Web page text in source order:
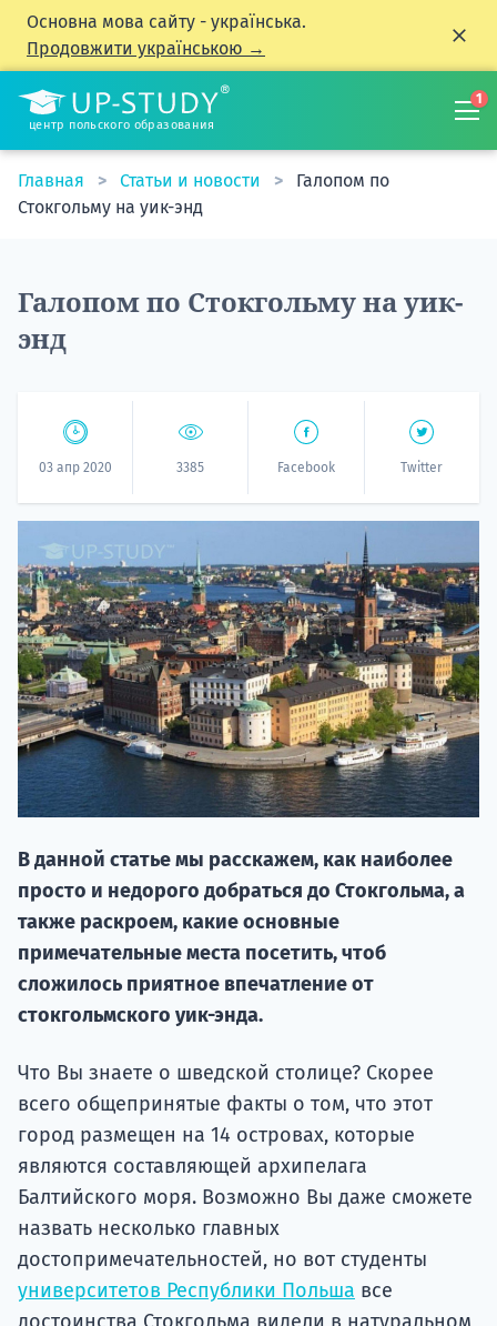
Основна мова сайту - українська.
Продовжити українською →
центр польского образования
1
Главная Статьи и новости
Галопом по
Стокгольму на уик-энд
Галопом по Стокгольму на уик-
энд
03 апр 2020 3385 Facebook Twitter
В данной статье мы расскажем, как наиболее
просто и недорого добраться до Стокгольма, а
также раскроем, какие основные
примечательные места посетить, чтоб
сложилось приятное впечатление от
стокгольмского уик-энда.
Что Вы знаете о шведской столице? Скорее
всего общепринятые факты о том, что этот
город размещен на 14 островах, которые
являются составляющей архипелага
Балтийского моря. Возможно Вы даже сможете
назвать несколько главных
достопримечательностей, но вот студенты
университетов Республики Польша все
НАБОР